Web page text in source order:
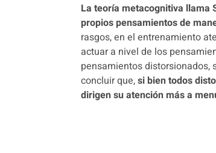
La teoría metacognitiva llama
propios pensamientos de
rasgos, en el entrenamiento
actuar a nivel de los
pensamientos distorsionados,
concluir que,si bien todos
dirigen su atención más a